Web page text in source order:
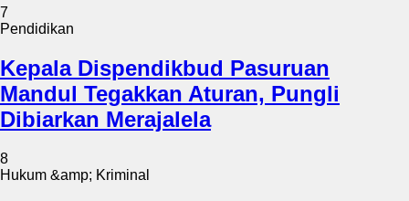
7
Pendidikan
Kepala Dispendikbud Pasuruan
Mandul Tegakkan Aturan, Pungli
Dibiarkan Merajalela
8
Hukum &amp; Kriminal